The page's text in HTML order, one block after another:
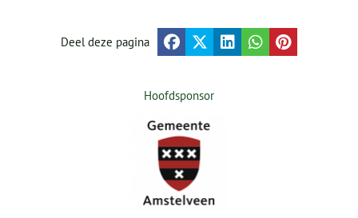
Deel deze pagina
Hoofdsponsor